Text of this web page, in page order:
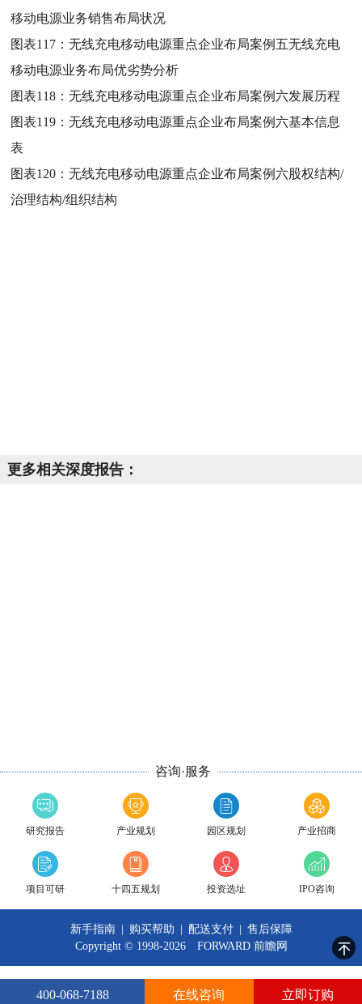
移动电源业务销售布局状况
图表117：无线充电移动电源重点企业布局案例五无线充电
移动电源业务布局优劣势分析
图表118：无线充电移动电源重点企业布局案例六发展历程
图表119：无线充电移动电源重点企业布局案例六基本信息
表
图表120：无线充电移动电源重点企业布局案例六股权结构/
治理结构/组织结构
更多相关深度报告：
400-068-7188 在线咨询 立即订购
咨询·服务
研究报告 产业规划 园区规划 产业招商
项目可研 十四五规划 投资选址 IPO咨询
新手指南 购买帮助 配送支付
售后保障
Copyright © 1998-2026 FORWARD 前瞻网